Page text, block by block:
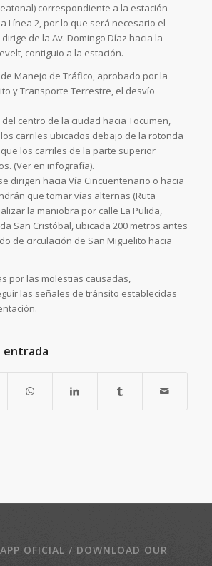
correspondiente a la estación
Línea 2, por lo que será necesario el
de la Av. Domingo Díaz hacia la
contiguio a la estación.
Manejo de Tráfico, aprobado por la
y Transporte Terrestre, el desvío
centro de la ciudad hacia Tocumen,
carriles ubicados debajo de la rotonda
los carriles de la parte superior
(Ver en infografía).
dirigen hacia Vía Cincuentenario o hacia
que tomar vías alternas (Ruta
la maniobra por calle La Pulida,
San Cristóbal, ubicada 200 metros antes
de circulación de San Miguelito hacia
por las molestias causadas,
las señales de tránsito establecidas
entrada
OFICIAL / DOWNLOAD OUR